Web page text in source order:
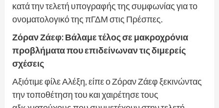
κατά την τελετή υπογραφής της συμφωνίας για το
ονοματολογικό της πΓΔΜ στις Πρέσπες.
Ζόραν Ζάεφ: Βάλαμε τέλος σε μακροχρόνια
προβλήματα που επιδείνωναν τις διμερείς
σχέσεις
Αξιότιμε φίλε Αλέξη, είπε ο Ζόραν Ζάεφ ξεκινώντας
την τοποθέτηση του και χαιρέτησε τους